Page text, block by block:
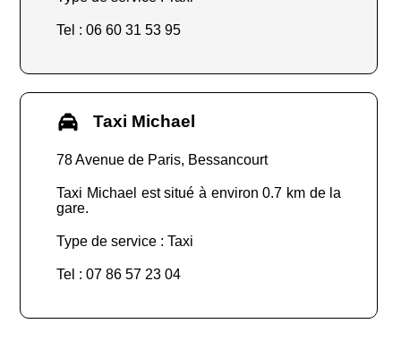
Tel : 06 60 31 53 95
Taxi Michael
78 Avenue de Paris, Bessancourt
Taxi Michael est situé à environ 0.7 km de la
gare.
Type de service : Taxi
Tel : 07 86 57 23 04